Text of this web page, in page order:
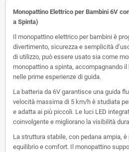
Monopattino Elettrico per Bambini 6V
a Spinta)
Il monopattino elettrico per bambini è
divertimento, sicurezza e semplicità
di utilizzo, può essere usato sia come
monopattino a spinta, accompagnando
nelle prime esperienze di guida.
La batteria da 6V garantisce una guida
velocità massima di 5 km/h è studiata
e adatta ai più piccoli. Le luci LED
coinvolgente e migliorano la visibilità
La struttura stabile, con pedana ampia,
equilibrio e comfort. Il monopattino